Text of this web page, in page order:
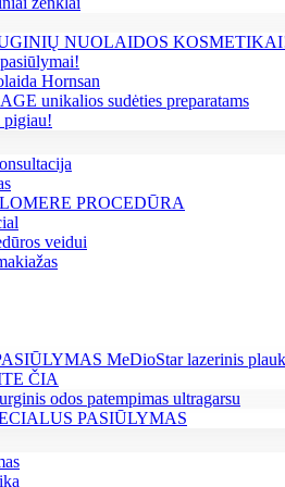
NUOLAIDOS
Hornsan
unikalios sudėties preparatams
PROCEDŪRA
veidui
MeDioStar lazerinis
ČIA
odos patempimas ultragarsu
PASIŪLYMAS